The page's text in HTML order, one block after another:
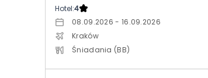
Hotel:4
08.09.2026 - 16.09.2026
Kraków
Śniadania (BB)